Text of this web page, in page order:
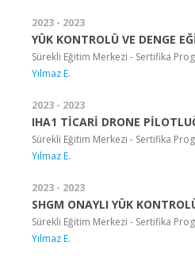
2023 - 2023
YÜK KONTROLÜ VE DENGE
Sürekli Eğitim Merkezi - Sertifika
Yılmaz E.
2023 - 2023
IHA1 TİCARİ DRONE
Sürekli Eğitim Merkezi - Sertifika
Yılmaz E.
2023 - 2023
SHGM ONAYLI YÜK
Sürekli Eğitim Merkezi - Sertifika
Yılmaz E.